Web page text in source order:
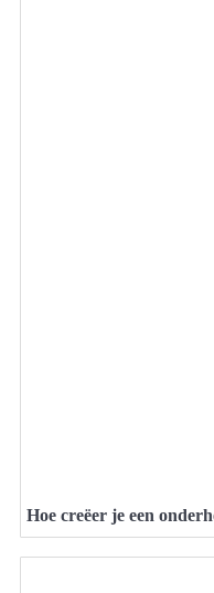
Hoe creëer je een